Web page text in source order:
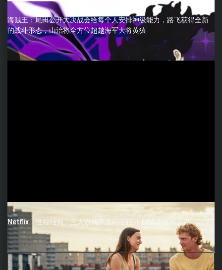
海贼王：尾田公开大决战会给每个人安排神级能力，路飞获得全新
的战斗形态，山治将全方位超越海军大将黄猿
Netflix「性福结局」三人游戏究竟行不行 ！剧情介绍与点评